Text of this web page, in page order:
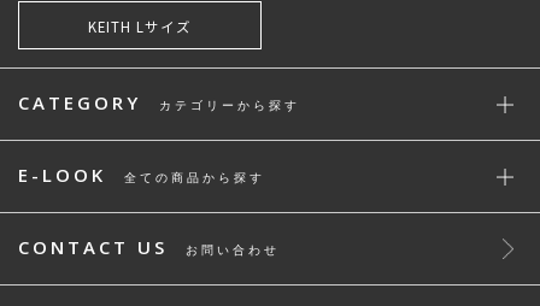
KEITH Lサイズ
CATEGORY カテゴリーから探す
E-LOOK 全ての商品から探す
CONTACT US お問い合わせ